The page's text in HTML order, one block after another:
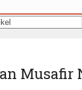
Musafir